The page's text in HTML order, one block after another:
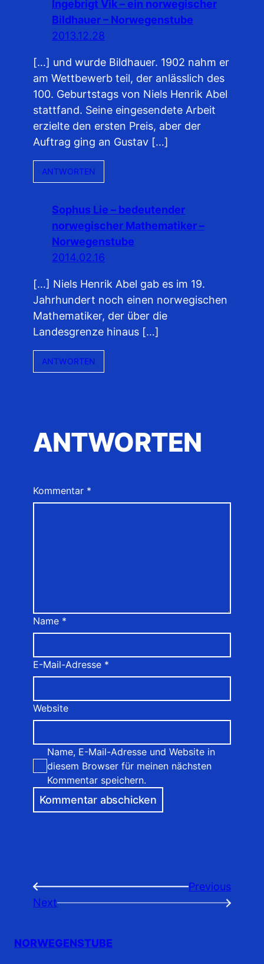
Ingebrigt Vik – ein norwegischer
Bildhauer – Norwegenstube
2013.12.28
[…] und wurde Bildhauer. 1902 nahm er
am Wettbewerb teil, der anlässlich des
100. Geburtstags von Niels Henrik Abel
stattfand. Seine eingesendete Arbeit
erzielte den ersten Preis, aber der
Auftrag ging an Gustav […]
ANTWORTEN
Sophus Lie – bedeutender
norwegischer Mathematiker –
Norwegenstube
2014.02.16
[…] Niels Henrik Abel gab es im 19.
Jahrhundert noch einen norwegischen
Mathematiker, der über die
Landesgrenze hinaus […]
ANTWORTEN
ANTWORTEN
Kommentar *
Name *
E-Mail-Adresse *
Website
Name, E-Mail-Adresse und Website in
diesem Browser für meinen nächsten
Kommentar speichern.
←
Previous
Next
→
NORWEGENSTUBE